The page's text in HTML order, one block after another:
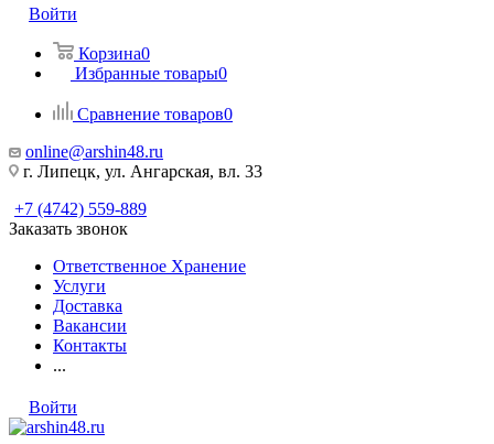
Войти
Корзина0
Избранные товары0
Сравнение товаров0
online@arshin48.ru
г. Липецк, ул. Ангарская, вл. 33
+7 (4742) 559-889
Заказать звонок
Ответственное Хранение
Услуги
Доставка
Вакансии
Контакты
...
Войти